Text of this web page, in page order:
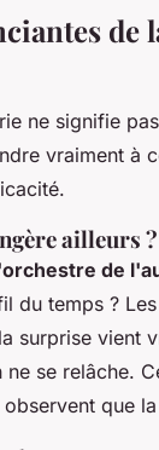
de
ne signifie
vraiment à
ailleurs ?
de
du temps ?
surprise vient
se relâche.
que